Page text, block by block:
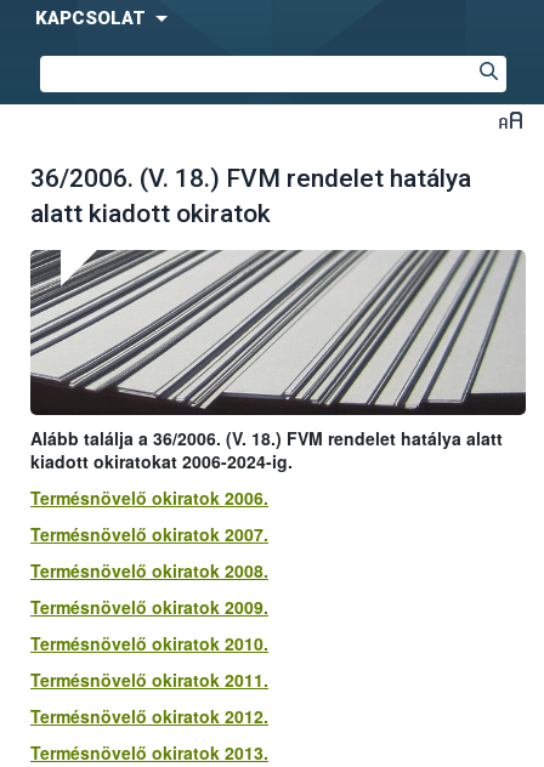
KAPCSOLAT
36/2006. (V. 18.) FVM rendelet hatálya
alatt kiadott okiratok
Alább találja a 36/2006. (V. 18.) FVM rendelet hatálya alatt
kiadott okiratokat 2006-2024-ig.
Termésnövelő okiratok 2006.
Termésnövelő okiratok 2007.
Termésnövelő okiratok 2008.
Termésnövelő okiratok 2009.
Termésnövelő okiratok 2010.
Termésnövelő okiratok 2011.
Termésnövelő okiratok 2012.
Termésnövelő okiratok 2013.